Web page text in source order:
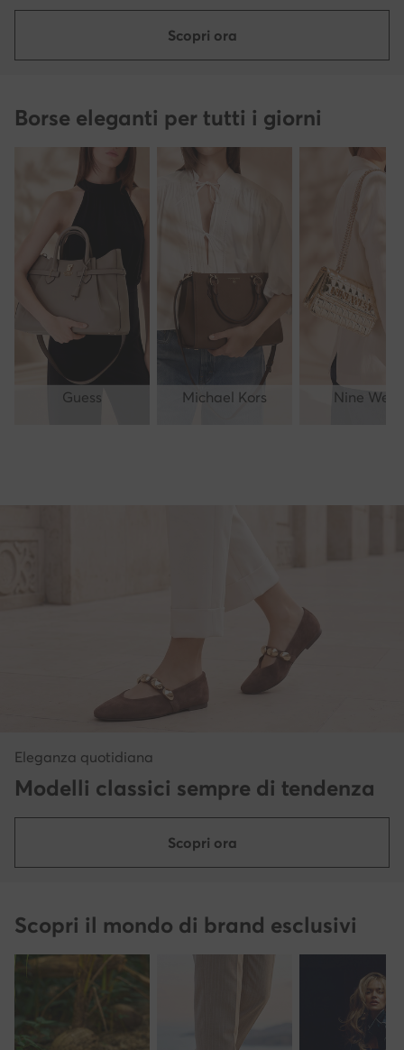
Scopri ora
Borse eleganti per tutti i giorni
Guess Michael Kors Nine West
Eleganza quotidiana
Modelli classici sempre di tendenza
Scopri ora
Scopri il mondo di brand esclusivi